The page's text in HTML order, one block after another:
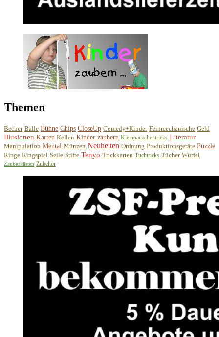
Themen
Becher Bälle Bühne Chips CloseUp Comedy+Kinder Feinmechanische Geld
Illusionen Karten Kellen Kinder zaubern Kleinpäckchentricks Literatur
Manipulation Mental Münzen Neuheiten Ordnung Produktionsgeräte Puzzle
Ringe Ringspiel Seile Stifte Tenyo Trickkarten Tuchtricks Tücher Würfel
Zauberkästen Zubehör